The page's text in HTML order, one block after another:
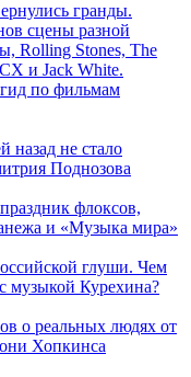
гранды.
сцены разной
Rolling Stones, The
и Jack White.
гид по фильмам
назад не стало
Поднозова
флоксов,
и «Музыка мира»
глуши. Чем
музыкой Курехина?
о реальных людях от
Хопкинса